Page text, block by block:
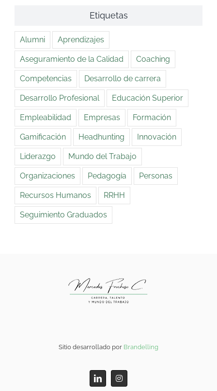
Etiquetas
Alumni Aprendizajes
Aseguramiento de la Calidad Coaching
Competencias Desarrollo de carrera
Desarrollo Profesional Educación Superior
Empleabilidad Empresas Formación
Gamificación Headhunting Innovación
Liderazgo Mundo del Trabajo
Organizaciones Pedagogía Personas
Recursos Humanos RRHH
Seguimiento Graduados
Sitio desarrollado por Brandelling
LinkedInInstagram